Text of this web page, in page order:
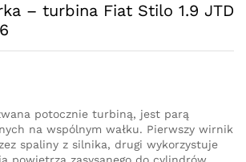
– turbina Fiat Stilo 1.9 JTD
potocznie turbiną, jest parą
na wspólnym wałku. Pierwszy wirnik
spaliny z silnika, drugi wykorzystuje